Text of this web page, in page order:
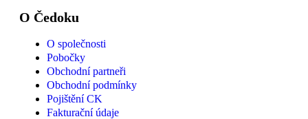
O Čedoku
O společnosti
Pobočky
Obchodní partneři
Obchodní podmínky
Pojištění CK
Fakturační údaje